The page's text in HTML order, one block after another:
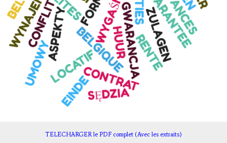
TELECHARGER le PDF complet (Avec les extraits)